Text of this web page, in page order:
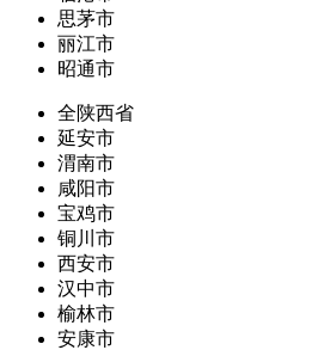
思茅市
丽江市
昭通市
全陕西省
延安市
渭南市
咸阳市
宝鸡市
铜川市
西安市
汉中市
榆林市
安康市